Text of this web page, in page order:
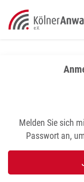
content
Melden Sie sich
Passwort an,